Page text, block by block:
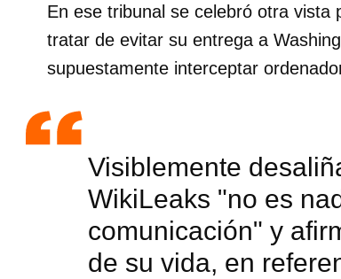
En ese tribunal se celebró otra vista
tratar de evitar su entrega a
supuestamente interceptar
Visiblemente
WikiLeaks "no es
comunicación" y
de su vida, en